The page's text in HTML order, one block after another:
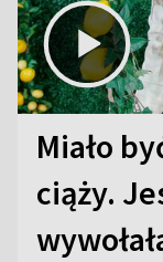
Miało
ciąży.